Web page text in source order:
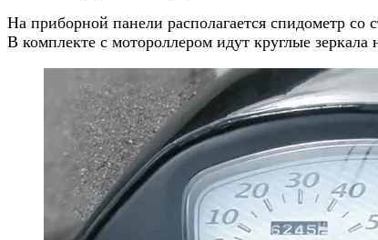
На приборной панели располагается спидометр со
В комплекте с мотороллером идут круглые зеркала